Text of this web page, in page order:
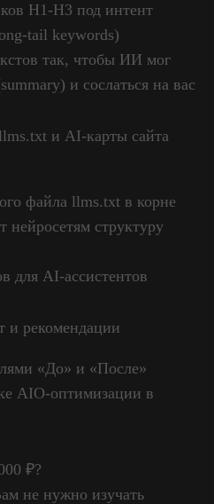
H1-H3 под интент
tail keywords)
так, чтобы ИИ мог
и сослаться на вас
и AI-карты сайта
файла llms.txt в корне
нейросетям структуру
для AI-ассистентов
и рекомендации
«До» и «После»
AIO-оптимизации в
₽?
не нужно изучать